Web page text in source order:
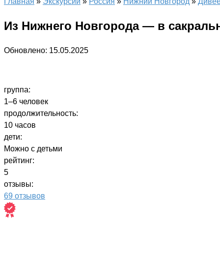
Из Нижнего Новгорода — в
Обновлено: 15.05.2025
группа:
1–6 человек
продолжительность:
10 часов
дети:
Можно с детьми
рейтинг:
5
отзывы:
69 отзывов